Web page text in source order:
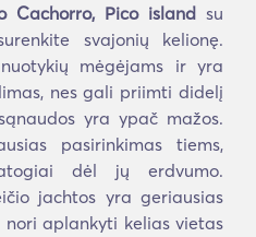
Cachorro, Pico island su
svajonių kelionę.
mėgėjams ir yra
nes gali priimti didelį
yra ypač mažos.
pasirinkimas tiems,
dėl jų erdvumo.
jachtos yra geriausias
nori aplankyti kelias vietas